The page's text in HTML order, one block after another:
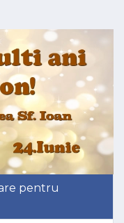
pentru